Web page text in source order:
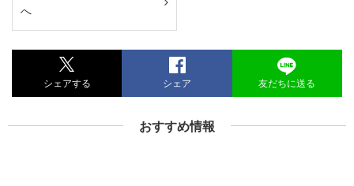
へ
シェアする シェア 友だちに送る
おすすめ情報